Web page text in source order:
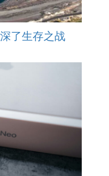
了生存之战